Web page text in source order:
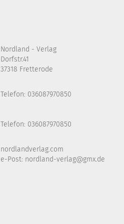
Nordland - Verlag
Dorfstr.41
37318 Fretterode
Telefon: 036087970850
Telefon: 036087970850
nordlandverlag.com
e-Post: nordland-verlag@gmx.de